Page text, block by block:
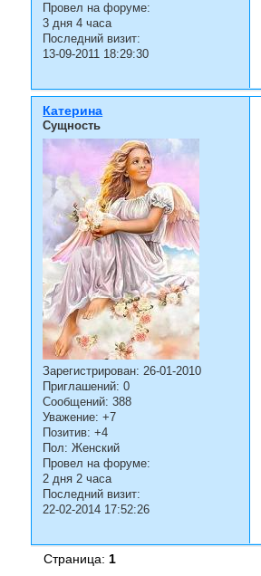
Провел на форуме:
3 дня 4 часа
Последний визит:
13-09-2011 18:29:30
Катерина
Сущность
Зарегистрирован: 26-01-2010
Приглашений: 0
Сообщений: 388
Уважение: +7
Позитив: +4
Пол: Женский
Провел на форуме:
2 дня 2 часа
Последний визит:
22-02-2014 17:52:26
Страница: 1